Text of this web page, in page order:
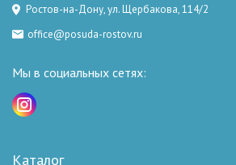
Ростов-на-Дону, ул. Щербакова, 114/2
office@posuda-rostov.ru
Мы в социальных сетях:
Каталог